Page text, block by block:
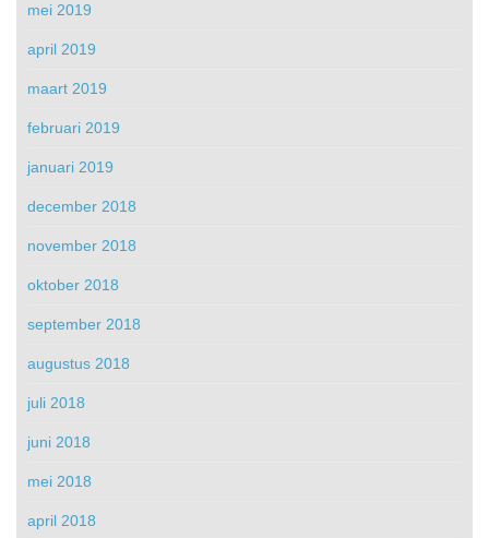
mei 2019
april 2019
maart 2019
februari 2019
januari 2019
december 2018
november 2018
oktober 2018
september 2018
augustus 2018
juli 2018
juni 2018
mei 2018
april 2018